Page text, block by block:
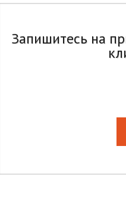
Запишитесь на